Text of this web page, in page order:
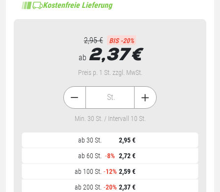
Kostenfreie Lieferung
2,95 € BIS -20%
ab 2,37€
Preis p. 1 St. zzgl. MwSt.
ab 30 St.
2,95 €
ab 60 St.
-8% 2,72 €
ab 100 St. -12% 2,59 €
ab 200 St. -20% 2,37 €
St.
Min. 30 St. / Intervall 10 St.